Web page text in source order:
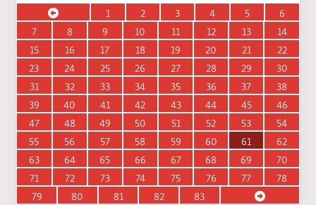
1
2 3 4 5
6
7
8 9 10 11 12 13
14
15
16 17 18 19 20 21
22
23
24 25 26 27 28 29
30
31
32 33 34 35 36 37
38
39
40 41 42 43 44 45
46
47
48 49 50 51 52 53
54
55
56 57 58 59 60 61
62
63
64 65 66 67 68 69
70
71
72 73 74 75 76 77
78
79
80 81 82 83